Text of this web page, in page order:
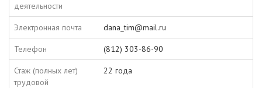
деятельности
Электронная почта dana_tim@mail.ru
Телефон (812) 303-86-90
Стаж (полных лет)
трудовой
22 года